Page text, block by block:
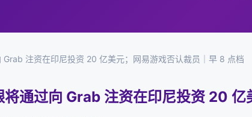
Grab 注资在印尼投资 20 亿美元；网易游戏否认裁员｜早 8 点档
将通过向 Grab 注资在印尼投资 20